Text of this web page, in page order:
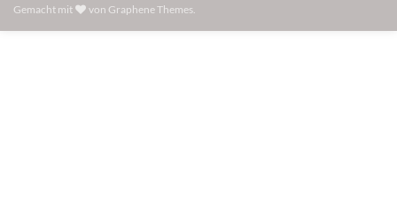
Gemacht mit von Graphene Themes